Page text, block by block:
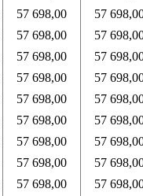
57 698,00
57
57 698,00
57
57 698,00
57
57 698,00
57
57 698,00
57
57 698,00
57
57 698,00
57
57 698,00
57
57 698,00
57